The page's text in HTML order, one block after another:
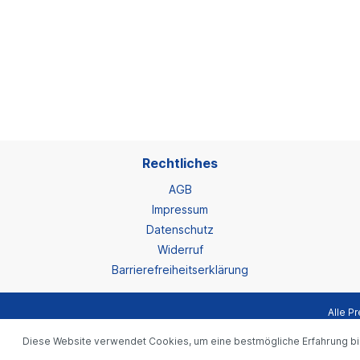
Rechtliches
AGB
Impressum
Datenschutz
Widerruf
Barrierefreiheitserklärung
Alle
Diese Website verwendet Cookies, um eine bestmögliche Erfahrung